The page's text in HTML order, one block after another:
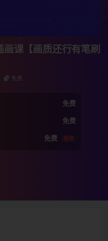
课【画质还行有笔刷
免费
免费
免费
免费 推荐